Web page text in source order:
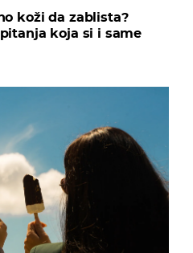
koži da zablista?
koja si i same